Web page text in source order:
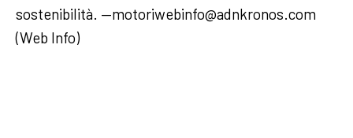
sostenibilità. —motoriwebinfo@adnkronos.com
(Web Info)